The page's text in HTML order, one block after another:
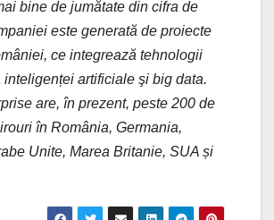
bine de jumătate din cifra de
este generată de proiecte
ce integrează tehnologii
inteligenței artificiale şi big data.
are, în prezent, peste 200 de
în România, Germania,
Unite, Marea Britanie, SUA și